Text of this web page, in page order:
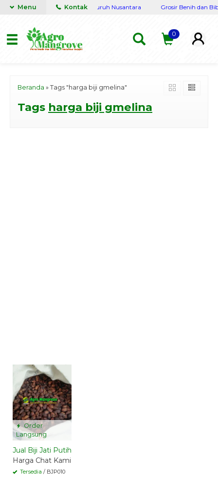
Terpercaya siap kirim seluruh Nusantara Grosir Benih dan
Menu Kontak
0
Beranda » Tags "harga biji gmelina"
Tags harga biji gmelina
Order
Langsung
Jual Biji Jati Putih
Harga Chat Kami
Tersedia / BJP010